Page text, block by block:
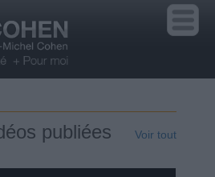
publiées Voir tout